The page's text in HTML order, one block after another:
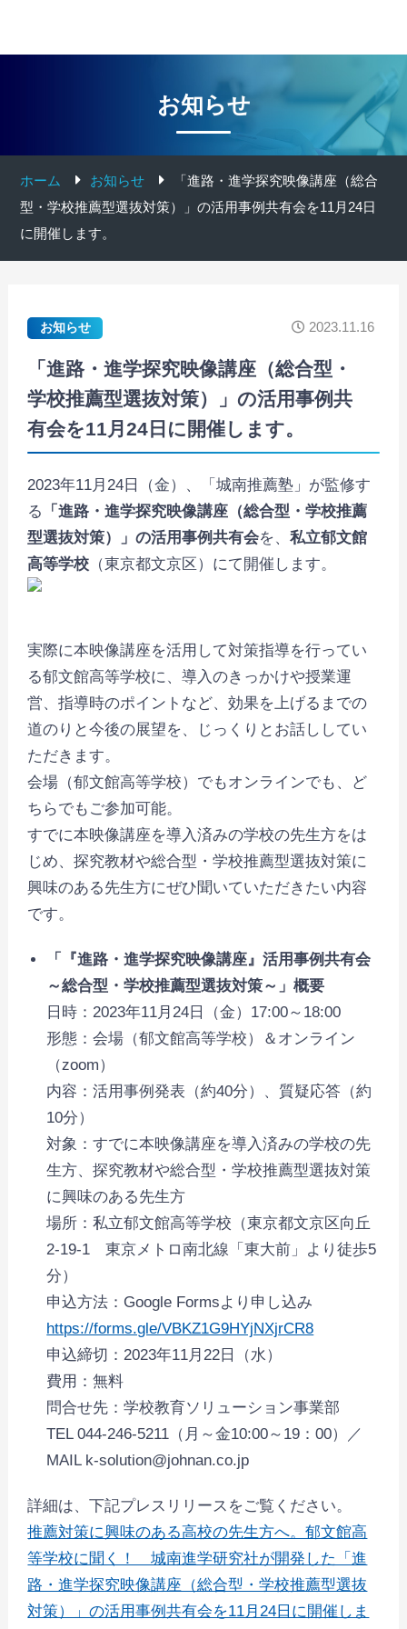
お知らせ
ホーム お知らせ
「進路・進学探究映像講座（総合
型・学校推薦型選抜対策）」の活用事例共有会を11月24日
に開催します。
お知らせ 2023.11.16
「進路・進学探究映像講座（総合型・
学校推薦型選抜対策）」の活用事例共
有会を11月24日に開催します。
2023年11月24日（金）、「城南推薦塾」が監修す
る
「進路・進学探究映像講座（総合型・学校推薦
型選抜対策）」の活用事例共有会を、私立郁文館
高等学校 （東京都文京区）にて開催します。
実際に本映像講座を活用して対策指導を行ってい
る郁文館高等学校に、導入のきっかけや授業運
営、指導時のポイントなど、効果を上げるまでの
道のりと今後の展望を、じっくりとお話ししてい
ただきます。
会場（郁文館高等学校）でもオンラインでも、ど
ちらでもご参加可能。
すでに本映像講座を導入済みの学校の先生方をは
じめ、探究教材や総合型・学校推薦型選抜対策に
興味のある先生方にぜひ聞いていただきたい内容
です。
「『進路・進学探究映像講座』活用事例共有会
～総合型・学校推薦型選抜対策～ 」概要
日時：2023年11月24日（金）17:00～18:00
形態：会場（郁文館高等学校）＆オンライン
（zoom）
内容：活用事例発表（約40分）、質疑応答（約
10分）
対象：すでに本映像講座を導入済みの学校の先
生方、探究教材や総合型・学校推薦型選抜対策
に興味のある先生方
場所：私立郁文館高等学校（東京都文京区向丘
2-19-1 東京メトロ南北線「東大前」より徒歩5
分）
申込方法：Google Formsより申し込み
https://forms.gle/VBKZ1G9HYjNXjrCR8
申込締切：2023年11月22日（水）
費用：無料
問合せ先：学校教育ソリューション事業部
TEL 044-246-5211（月～金10:00～19：00）／
MAIL k-solution@johnan.co.jp
詳細は、下記プレスリリースをご覧ください。
推薦対策に興味のある高校の先生方へ。郁文館高
等学校に聞く！ 城南進学研究社が開発した「進
路・進学探究映像講座（総合型・学校推薦型選抜
対策）」の活用事例共有会を11月24日に開催しま